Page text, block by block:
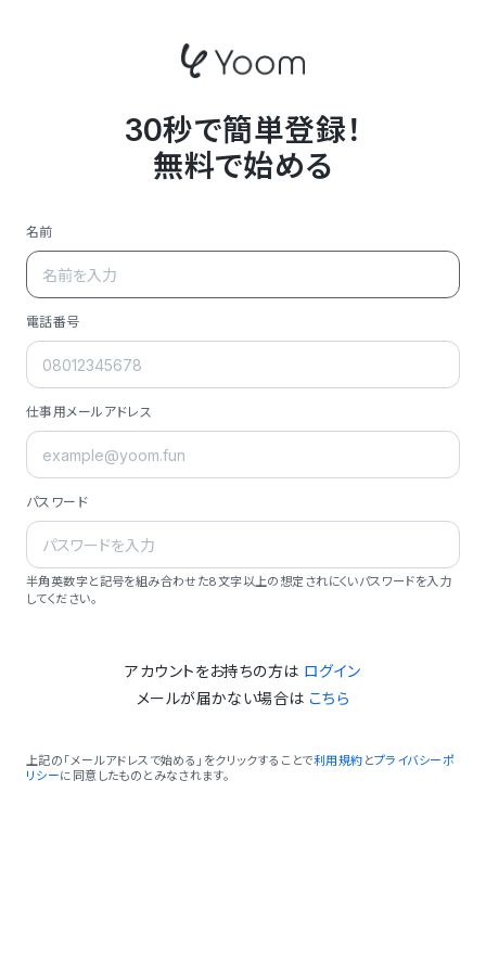
30秒で簡単登録！
無料で始める
名前
電話番号
仕事用メールアドレス
パスワード
半角英数字と記号を組み合わせた8文字以上の想定されにくいパスワードを入力
してください。
アカウントをお持ちの方は ログイン
メールが届かない場合は こちら
上記の「メールアドレスで始める」をクリックすることで利用規約 とプライバシーポ
リシーに同意したものとみなされます。